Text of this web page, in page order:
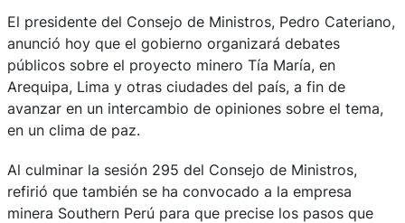
El presidente del Consejo de Ministros, Pedro Cateriano,
anunció hoy que el gobierno organizará debates
públicos sobre el proyecto minero Tía María, en
Arequipa, Lima y otras ciudades del país, a fin de
avanzar en un intercambio de opiniones sobre el tema,
en un clima de paz.
Al culminar la sesión 295 del Consejo de Ministros,
refirió que también se ha convocado a la empresa
minera Southern Perú para que precise los pasos que